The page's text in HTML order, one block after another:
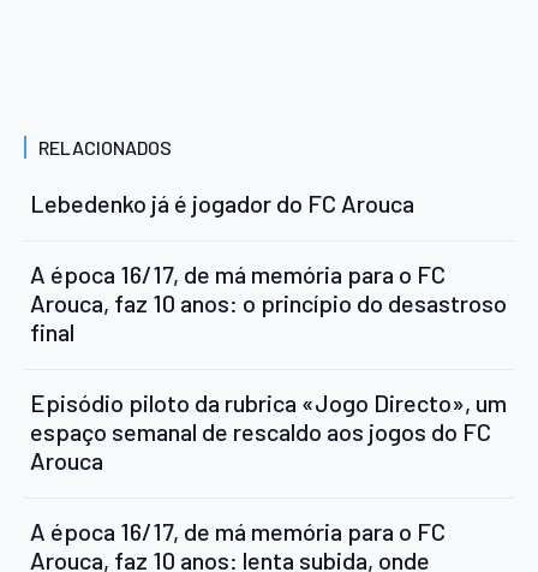
RELACIONADOS
Lebedenko já é jogador do FC Arouca
A época 16/17, de má memória para o FC
Arouca, faz 10 anos: o princípio do desastroso
final
Episódio piloto da rubrica «Jogo Directo», um
espaço semanal de rescaldo aos jogos do FC
Arouca
A época 16/17, de má memória para o FC
Arouca, faz 10 anos: lenta subida, onde